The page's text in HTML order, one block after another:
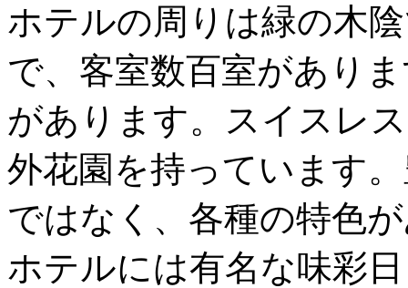
ホテルの周りは緑の木
で、客室数百室があり
があります。スイスレ
外花園を持っています
ではなく、各種の特色
ホテルには有名な味彩